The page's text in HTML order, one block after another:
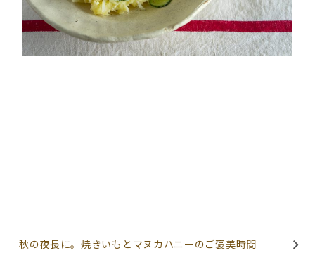
秋の夜長に。焼きいもとマヌカハニーのご褒美時間